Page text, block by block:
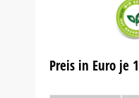
Preis in Euro je